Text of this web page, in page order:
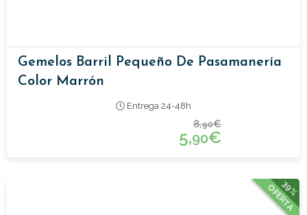
Gemelos Barril Pequeño De Pasamanería
Color Marrón
Entrega 24-48h
8,90€
5,90€
39%
OFERTA